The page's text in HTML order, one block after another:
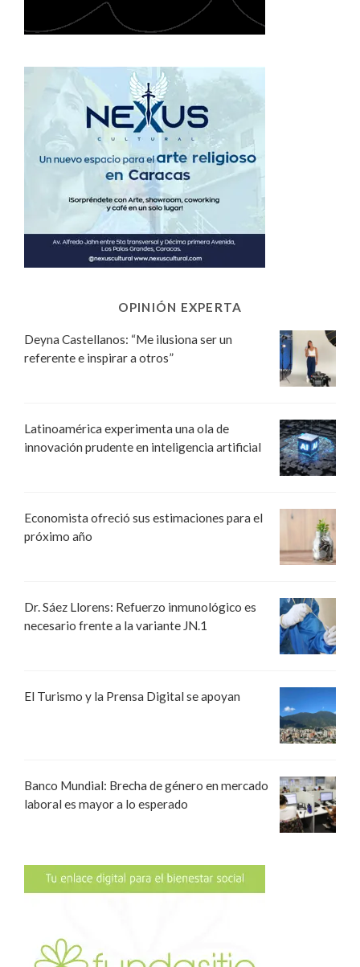
OPINIÓN EXPERTA
Deyna Castellanos: “Me ilusiona ser un
referente e inspirar a otros”
Latinoamérica experimenta una ola de
innovación prudente en inteligencia artificial
Economista ofreció sus estimaciones para el
próximo año
Dr. Sáez Llorens: Refuerzo inmunológico es
necesario frente a la variante JN.1
El Turismo y la Prensa Digital se apoyan
Banco Mundial: Brecha de género en mercado
laboral es mayor a lo esperado